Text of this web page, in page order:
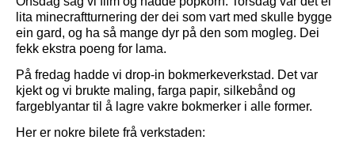
lita minecraftturnering der dei som vart med skulle bygge
ein gard, og ha så mange dyr på den som mogleg. Dei
fekk ekstra poeng for lama.
På fredag hadde vi drop-in bokmerkeverkstad. Det var
kjekt og vi brukte maling, farga papir, silkebånd og
fargeblyantar til å lagre vakre bokmerker i alle former.
Her er nokre bilete frå verkstaden: